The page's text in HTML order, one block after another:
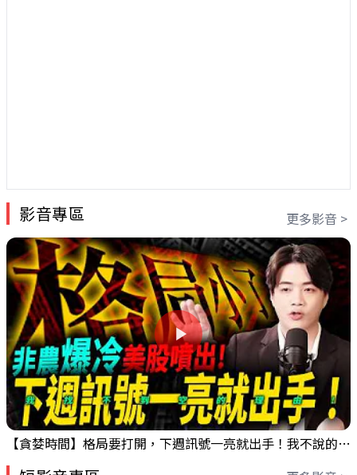
影音專區 更多影音 >
【貪婪時間】格局要打開，下週訊號一亮就出手！我不說的話還真一堆人不知道！｜錢進大趨勢 Mr.智霖 陳 2026/08/08